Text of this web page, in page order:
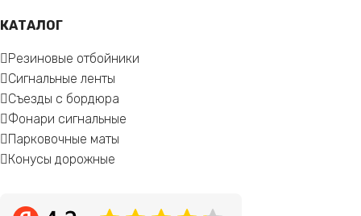
КАТАЛОГ
Резиновые отбойники
Сигнальные ленты
Съезды с бордюра
Фонари сигнальные
Парковочные маты
Конусы дорожные